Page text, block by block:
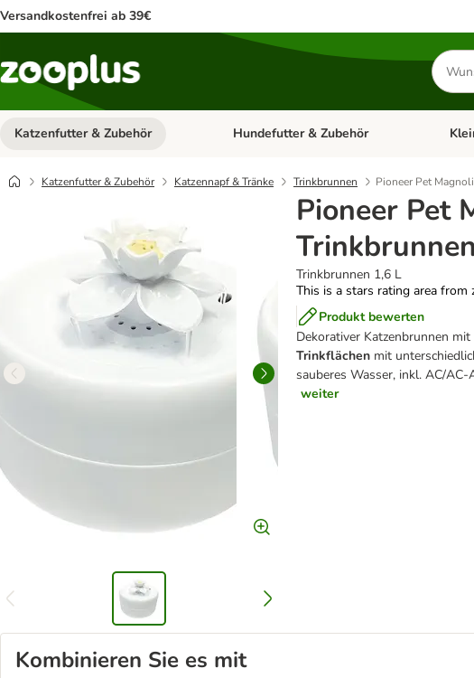
Versandkostenfrei ab 39€
Produkte
suchen
Katzenfutter & Zubehör Kategorie-Menü öffnen: Katzenfutter &
Hundefutter & Zubehör
Katzenfutter & Zubehör Katzennapf & Tränke Trinkbrunnen Pioneer Pet
Pioneer Pet
Trinkbrunnen
Trinkbrunnen 1,6 L
This is a stars rating area from
Produkt bewerten
Dekorativer Katzenbrunnen
Trinkflächen mit
sauberes Wasser, inkl. AC/
weiter
Kombinieren Sie es mit